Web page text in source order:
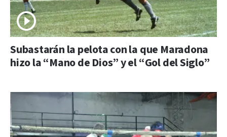
Subastarán la pelota con la que Maradona
hizo la “Mano de Dios” y el “Gol del Siglo”